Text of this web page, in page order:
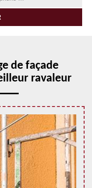
de façade
ravaleur